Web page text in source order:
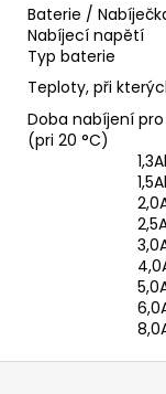
Baterie /
Nabíjecí napětí
Typ baterie
Teploty, při
Doba nabíjení
(pri 20 °C)
Kč
Z